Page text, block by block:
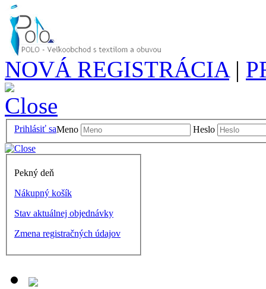
NOVÁ REGISTRÁCIA|
Meno Heslo
Prihlásiť sa
Pekný deň
Nákupný košík
Stav aktuálnej objednávky
Zmena registračných údajov